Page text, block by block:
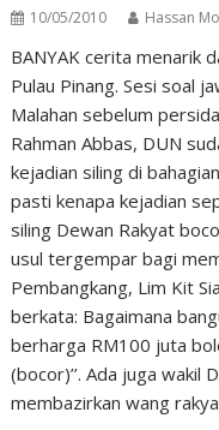
10/05/2010 Hassan
BANYAK cerita menarik
Pulau Pinang. Sesi soal
Malahan sebelum
Rahman Abbas, DUN
kejadian siling di
pasti kenapa kejadian
siling Dewan Rakyat
usul tergempar bagi
Pembangkang, Lim Kit
berkata: Bagaimana
berharga RM100 juta
(bocor)’’. Ada juga wakil
membazirkan wang